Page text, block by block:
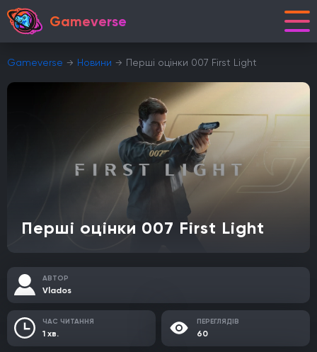
Gameverse
Gameverse Новини Перші оцінки 007 First Light
Перші оцінки 007 First Light
АВТОР
Vlados
ЧАС ЧИТАННЯ
1 хв.
ПЕРЕГЛЯДІВ
60